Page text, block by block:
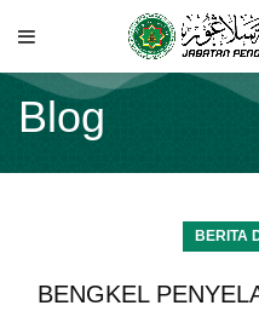
Blog
BERITA
BENGKEL